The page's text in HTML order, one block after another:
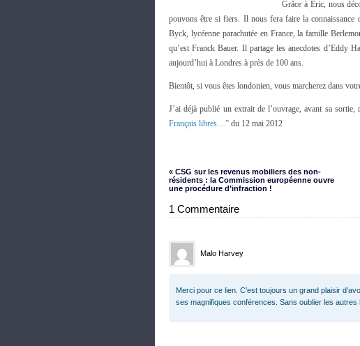
Grâce à Eric, nous
pouvons être si fiers. Il nous fera faire la
Byck, lycéenne parachutée en France, la famille
qu’est Franck Bauer. Il partage les anecdotes d’Eddy
aujourd’hui à Londres à près de 100 ans.
Bientôt, si vous êtes londonien, vous marcherez dans
J’ai déjà publié un extrait de l’ouvrage, avant sa
Français libres…” du 12 mai 2012
« CSG sur les revenus mobiliers des non-
résidents : la Commission européenne ouvre
une procédure d’infraction !
1 Commentaire
Malo Harvey
Merci pour ce lien. C’est toujours un grand plaisir
ses magnifiques conférences. Sans oublier les autres